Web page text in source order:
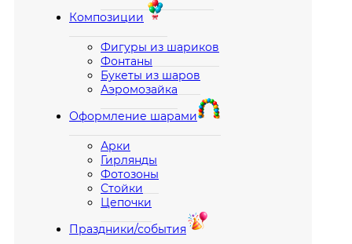
Композиции
Фигуры из шариков
Фонтаны
Букеты из шаров
Аэромозайка
Оформление шарами
Арки
Гирлянды
Фотозоны
Стойки
Цепочки
Праздники/события